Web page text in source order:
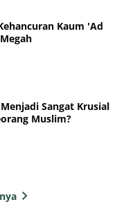
Kaum 'Ad
Sangat Krusial
Muslim?